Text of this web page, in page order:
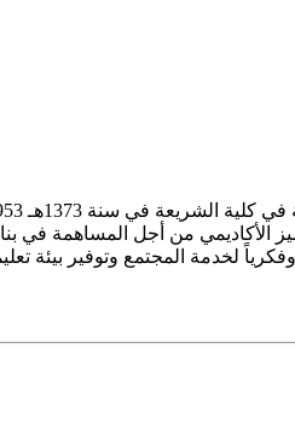
الأكاديمي من أجل المساهمة
لخدمة المجتمع وتوفير